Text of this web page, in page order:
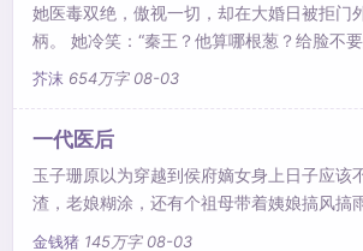
她医毒双绝，傲视一切，却在大婚日被拒门
柄。 她冷笑：“秦王？他算哪根葱？给脸不
瞧！” 她摩拳擦掌，蓄势待发，哪知一见美男
了没？” 某女一本正经：“男人，要给你解毒
细，明明白白，不然扎错针，你当本小姐占
芥沫 654万字 08-03
一代医后
玉子珊原以为穿越到侯府嫡女身上日子应该
渣，老娘糊涂，还有个祖母带着姨娘搞风搞
醒老娘，镇压渣爹，打退祖母，收拾姨娘，
金钱猪 145万字 08-03